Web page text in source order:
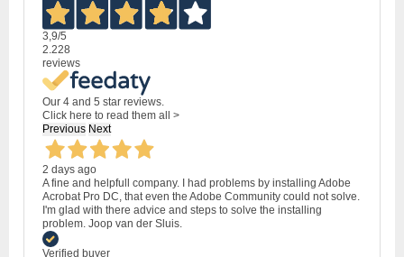
3,9/5
2.228
reviews
Our 4 and 5 star reviews.
Click here to read them all >
Previous Next
2 days ago
A fine and helpfull company. I had problems by installing Adobe
Acrobat Pro DC, that even the Adobe Community could not solve.
I'm glad with there advice and steps to solve the installing
problem. Joop van der Sluis.
Verified buyer